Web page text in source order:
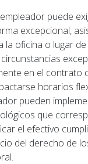
puede
excepcional,
la oficina o lugar
en el contrato
horarios
pueden
que
el efectivo
del derecho de